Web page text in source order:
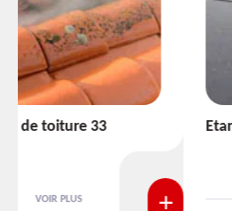
Etanchéité toiture 33